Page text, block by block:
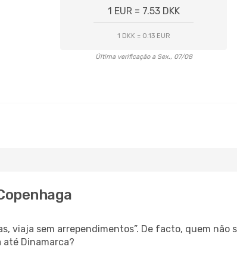
1 EUR = 7.53 DKK
1 DKK = 0.13 EUR
Última verificação a Sex., 07/08
viaja sem arrependimentos”. De facto, quem
Dinamarca?